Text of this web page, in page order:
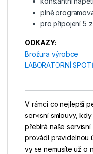
plně
pro připojení 5
ODKAZY:
Brožura výrobce
LABORATORNÍ
V rámci co nejlepší
servisní smlouvy,
přebírá naše
provádí pravidelnou
vy se nemusíte už o